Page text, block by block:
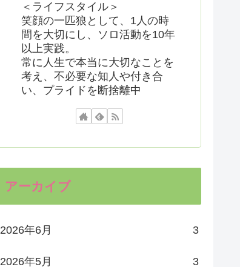
＜ライフスタイル＞
笑顔の一匹狼として、1人の時
間を大切にし、ソロ活動を10年
以上実践。
常に人生で本当に大切なことを
考え、不必要な知人や付き合
い、プライドを断捨離中
アーカイブ
2026年6月 3
2026年5月 3